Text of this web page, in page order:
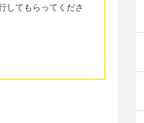
してもらってくださ